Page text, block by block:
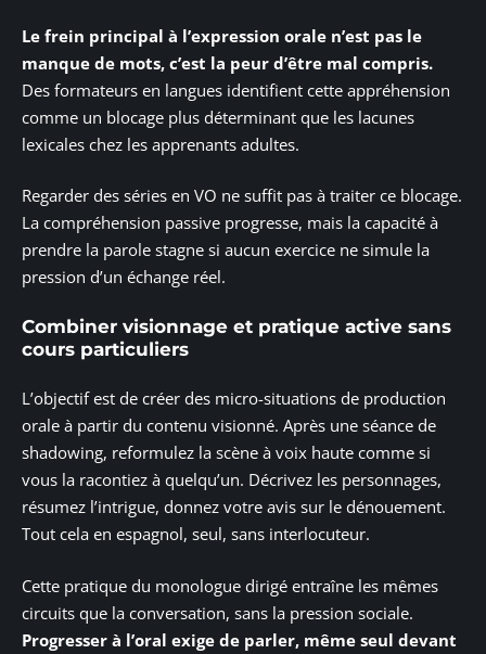
Le frein principal à l’expression orale n’est pas le
manque de mots, c’est la peur d’être mal compris.
Des formateurs en langues identifient cette appréhension
comme un blocage plus déterminant que les lacunes
lexicales chez les apprenants adultes.
Regarder des séries en VO ne suffit pas à traiter ce blocage.
La compréhension passive progresse, mais la capacité à
prendre la parole stagne si aucun exercice ne simule la
pression d’un échange réel.
Combiner visionnage et pratique active sans
cours particuliers
L’objectif est de créer des micro-situations de production
orale à partir du contenu visionné. Après une séance de
shadowing, reformulez la scène à voix haute comme si
vous la racontiez à quelqu’un. Décrivez les personnages,
résumez l’intrigue, donnez votre avis sur le dénouement.
Tout cela en espagnol, seul, sans interlocuteur.
Cette pratique du monologue dirigé entraîne les mêmes
circuits que la conversation, sans la pression sociale.
Progresser à l’oral exige de parler, même seul devant